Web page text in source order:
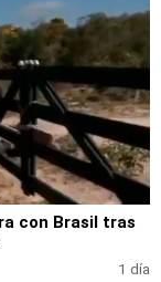
con Brasil tras
1 día